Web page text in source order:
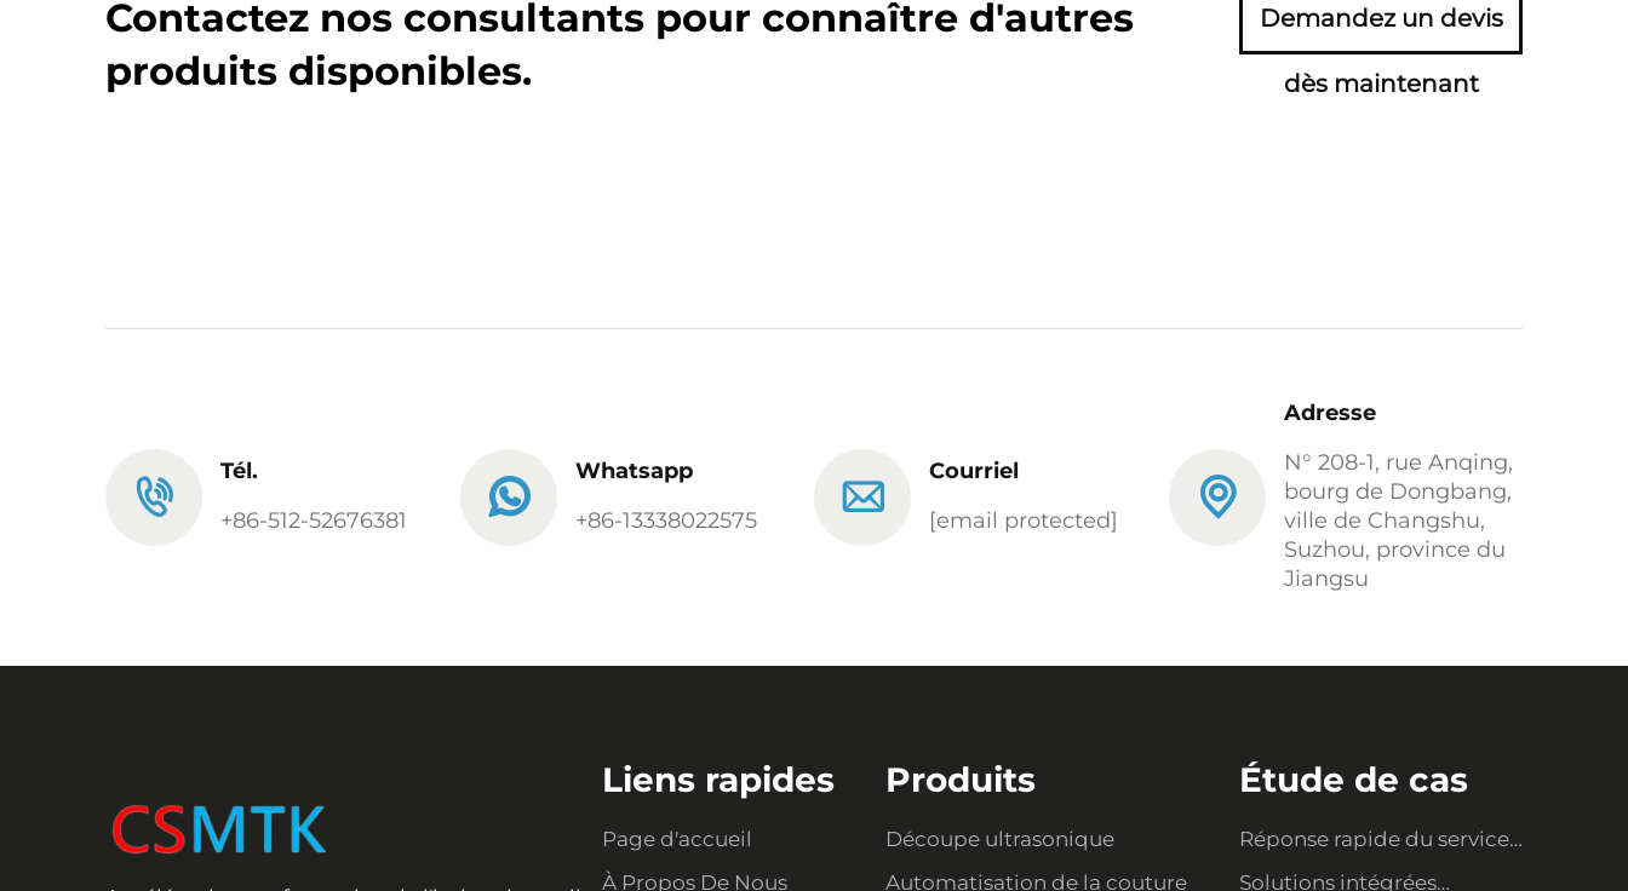
Contactez nos consultants pour connaître d'autres
produits disponibles.
Demandez un devis
dès maintenant
Tél.
+86-512-52676381
Whatsapp
+86-13338022575
Courriel
[email protected]
Adresse
N° 208-1, rue Anqing,
bourg de Dongbang,
ville de Changshu,
Suzhou, province du
Jiangsu
Liens rapides
Page d'accueil
À Propos De Nous
Produits
Découpe ultrasonique
Automatisation de la couture
Étude de cas
Réponse rapide du service
et mise à niveau des
Solutions intégrées